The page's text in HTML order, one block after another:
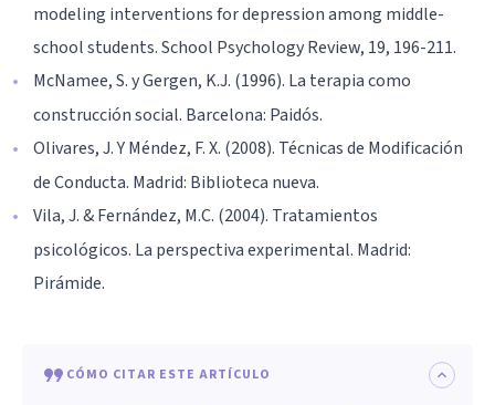
modeling interventions for depression among middle-
school students. School Psychology Review, 19, 196-211.
McNamee, S. y Gergen, K.J. (1996). La terapia como
construcción social. Barcelona: Paidós.
Olivares, J. Y Méndez, F. X. (2008). Técnicas de Modificación
de Conducta. Madrid: Biblioteca nueva.
Vila, J. & Fernández, M.C. (2004). Tratamientos
psicológicos. La perspectiva experimental. Madrid:
Pirámide.
CÓMO CITAR ESTE ARTÍCULO